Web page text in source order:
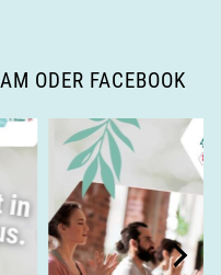
ODER FACEBOOK